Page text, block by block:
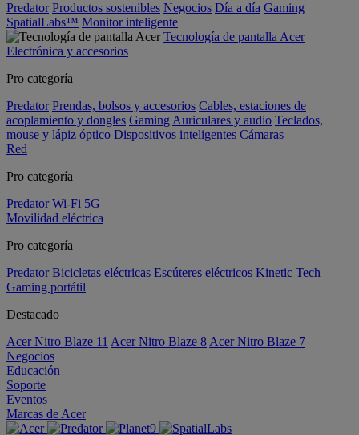
Predator Productos sostenibles Negocios Día a día Gaming
SpatialLabs™ Monitor inteligente
Tecnología de pantalla Acer
Electrónica y accesorios
Pro categoría
Predator Prendas, bolsos y accesorios Cables, estaciones de
acoplamiento y dongles Gaming Auriculares y audio Teclados,
mouse y lápiz óptico Dispositivos inteligentes Cámaras
Red
Pro categoría
Predator Wi-Fi 5G
Movilidad eléctrica
Pro categoría
Predator Bicicletas eléctricas Escúteres eléctricos Kinetic Tech
Gaming portátil
Destacado
Acer Nitro Blaze 11 Acer Nitro Blaze 8 Acer Nitro Blaze 7
Negocios
Educación
Soporte
Eventos
Marcas de Acer